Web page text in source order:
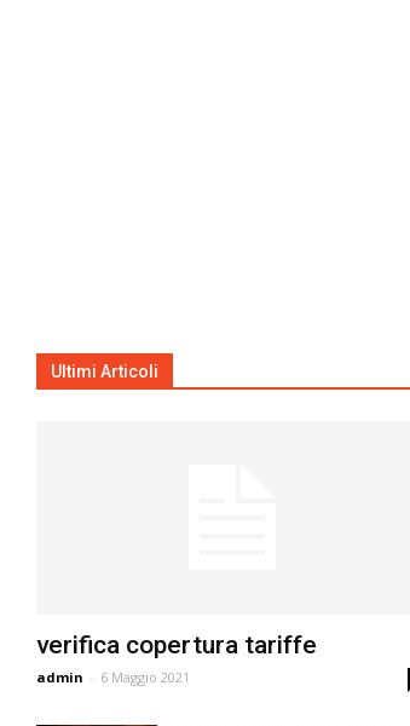
Ultimi Articoli
verifica copertura tariffe
admin - 6 Maggio 2021